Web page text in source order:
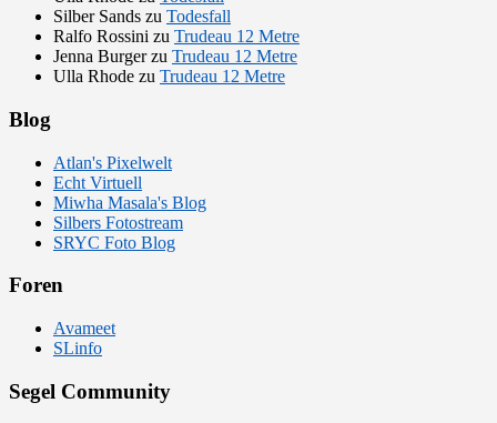
Silber Sands zu Todesfall
Ralfo Rossini zu Trudeau 12 Metre
Jenna Burgerzu Trudeau 12 Metre
Ulla Rhode zu Trudeau 12 Metre
Blog
Atlan's Pixelwelt
Echt Virtuell
Miwha Masala's Blog
Silbers Fotostream
SRYC Foto Blog
Foren
Avameet
SLinfo
Segel Community